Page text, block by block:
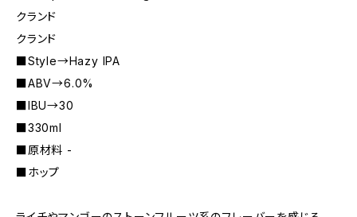
クランド
クランド
■Style→Hazy IPA
■ABV→6.0%
■IBU→30
■330ml
■原材料 -
■ホップ